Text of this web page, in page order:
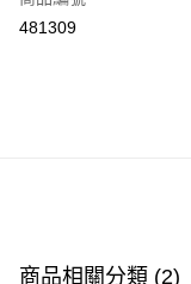
Apple Pay
481309
商品相關分類 (2)